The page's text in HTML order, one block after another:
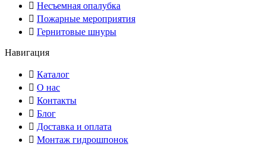
Несъемная опалубка
Пожарные мероприятия
Гернитовые шнуры
Навигация
Каталог
О нас
Контакты
Блог
Доставка и оплата
Монтаж гидрошпонок